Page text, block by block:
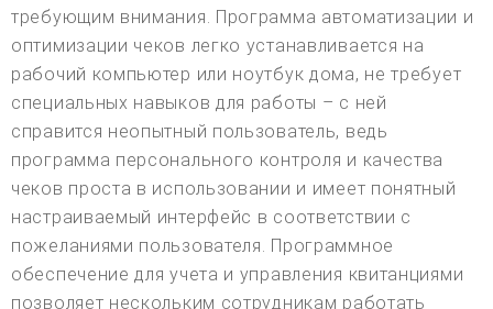
требующим внимания. Программа автоматизации и
оптимизации чеков легко устанавливается на
рабочий компьютер или ноутбук дома, не требует
специальных навыков для работы – с ней
справится неопытный пользователь, ведь
программа персонального контроля и качества
чеков проста в использовании и имеет понятный
настраиваемый интерфейс в соответствии с
пожеланиями пользователя. Программное
обеспечение для учета и управления квитанциями
позволяет нескольким сотрудникам работать